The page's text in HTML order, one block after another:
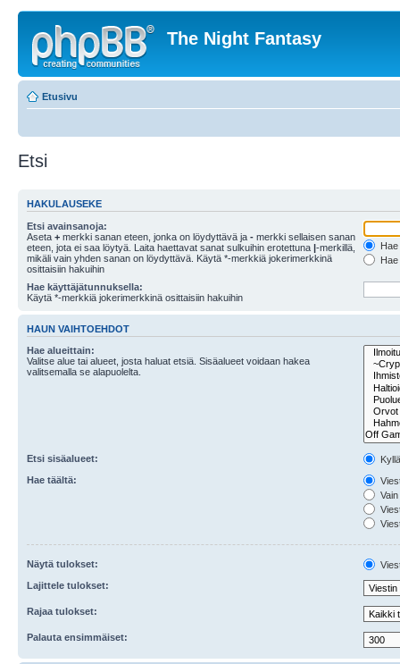
The Night Fantasy
Etusivu
Etsi
HAKULAUSEKE
Etsi avainsanoja:
Aseta + merkki sanan eteen, jonka on löydyttävä ja - merkki sellaisen sanan
eteen, jota ei saa löytyä. Laita haettavat sanat sulkuihin erotettuna |-merkillä,
mikäli vain yhden sanan on löydyttävä. Käytä *-merkkiä jokerimerkkinä
osittaisiin hakuihin
Hae käyttäjätunnuksella:
Käytä *-merkkiä jokerimerkkinä osittaisiin hakuihin
HAUN VAIHTOEHDOT
Hae alueittain:
Valitse alue tai alueet, josta haluat etsiä. Sisäalueet voidaan hakea
valitsemalla se alapuolelta.
Etsi sisäalueet:
Hae täältä:
Näytä tulokset:
Lajittele tulokset:
Rajaa tulokset:
Palauta ensimmäiset: